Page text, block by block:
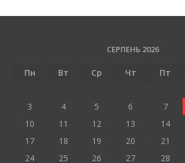
e
o
ittai ді
и
т
СЕРПЕНЬ 2026
Пн Вт Ср Чт Пт
3
4 5 6 7
10
11 12 13 14
17
18 19 20 21
24
25 26 27 28